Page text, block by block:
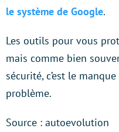
le système de Google.
Les outils pour vous
mais comme bien
sécurité, c’est le
problème.
Source : autoevolution